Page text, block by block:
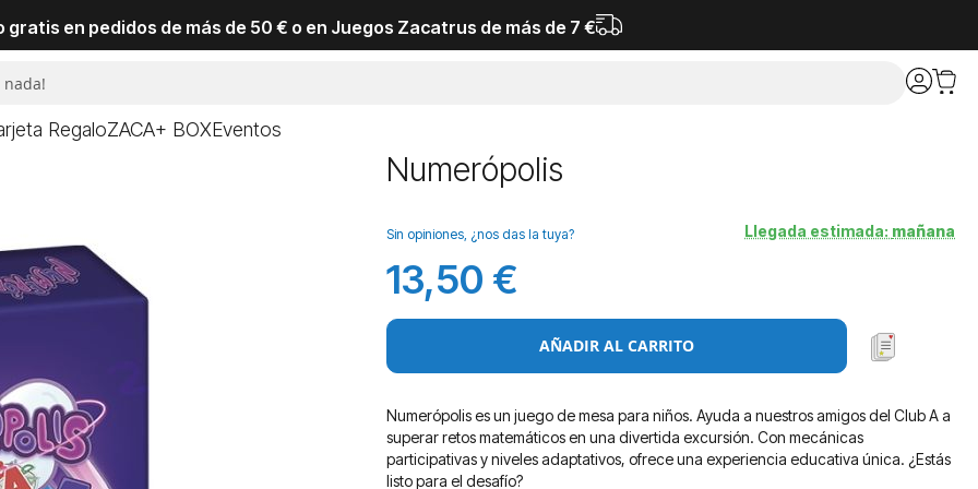
gratis en pedidos de más de 50 € o en Juegos Zacatrus de más de 7 €
RegaloZACA+ BOXEventos
Numerópolis
Llegada estimada: mañana
Sin opiniones, ¿nos das la tuya?
13,50 €
AÑADIR AL CARRITO
Numerópolis es un juego de mesa para niños. Ayuda a nuestros amigos del Club A a
superar retos matemáticos en una divertida excursión. Con mecánicas
participativas y niveles adaptativos, ofrece una experiencia educativa única. ¿Estás
listo para el desafío?